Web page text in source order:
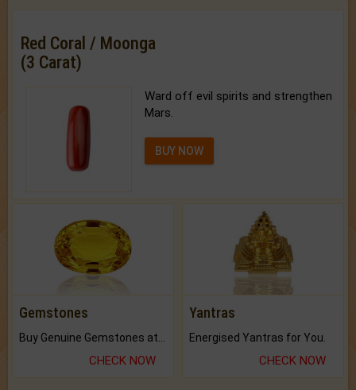
Red Coral / Moonga
(3 Carat)
Ward off evil spirits and strengthen
Mars.
BUY NOW
Gemstones
CHECK NOW
Yantras
Energised Yantras for You.
CHECK NOW